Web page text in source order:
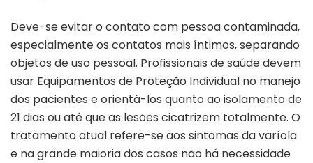
Deve-se evitar o contato com pessoa contaminada,
especialmente os contatos mais íntimos, separando
objetos de uso pessoal. Profissionais de saúde devem
usar Equipamentos de Proteção Individual no manejo
dos pacientes e orientá-los quanto ao isolamento de
21 dias ou até que as lesões cicatrizem totalmente. O
tratamento atual refere-se aos sintomas da varíola
e na grande maioria dos casos não há necessidade